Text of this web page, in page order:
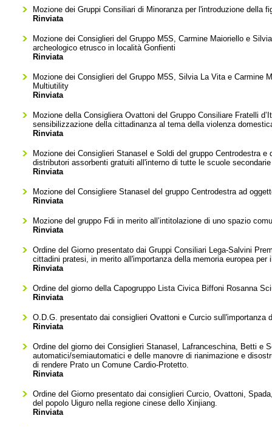
Mozione dei Gruppi Consiliari di Minoranza per l'introduzione della
Rinviata
Mozione dei Consiglieri del Gruppo M5S, Carmine Maioriello e
archeologico etrusco in località Gonfienti
Rinviata
Mozione dei Consiglieri del Gruppo M5S, Silvia La Vita e Carmine
Multiutility
Rinviata
Mozione della Consigliera Ovattoni del Gruppo Consiliare Fratelli
sensibilizzazione della cittadinanza al tema della violenza
Rinviata
Mozione dei Consiglieri Stanasel e Soldi del gruppo Centrodestra
distributori assorbenti gratuiti all'interno di tutte le scuole
Rinviata
Mozione del Consigliere Stanasel del gruppo Centrodestra ad
Rinviata
Mozione del gruppo Fdi in merito all’intitolazione di uno spazio
Rinviata
Ordine del Giorno presentato dai Gruppi Consiliari Lega-Salvini
cittadini pratesi, in merito all'importanza della memoria europea per
Rinviata
Ordine del giorno della Capogruppo Lista Civica Biffoni Rosanna
Rinviata
O.D.G. presentato dai consiglieri Ovattoni e Curcio
Rinviata
Ordine del giorno dei Consiglieri Stanasel, Lafranceschina, Betti e
automatici/semiautomatici e delle manovre di rianimazione e
di rendere Prato un Comune Cardio-Protetto.
Rinviata
Ordine del Giorno presentato dai consiglieri Curcio, Ovattoni,
del popolo Uiguro nella regione cinese dello Xinjiang.
Rinviata